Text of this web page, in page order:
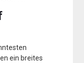
ein breites